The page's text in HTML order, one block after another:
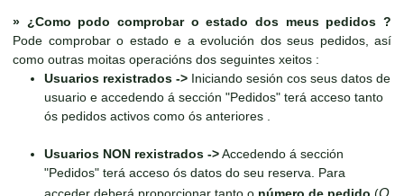
» ¿Como podo comprobar o estado dos meus pedidos ?
Pode comprobar o estado e a evolución dos seus pedidos, así
como outras moitas operacións dos seguintes xeitos :
Usuarios rexistrados -> Iniciando sesión cos seus datos de
usuario e accedendo á sección "Pedidos" terá acceso tanto
ós pedidos activos como ós anteriores .
Usuarios NON rexistrados ->Accedendo á sección
"Pedidos" terá acceso ós datos do seu reserva. Para